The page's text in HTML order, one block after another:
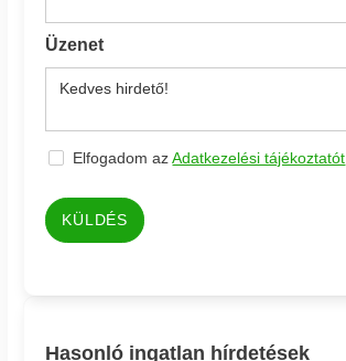
Üzenet
Elfogadom azAdatkezelési tájékoztatót
KÜLDÉS
Hasonló ingatlan hírdetések